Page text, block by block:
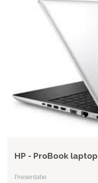
HP - ProBook laptop
Presentatie